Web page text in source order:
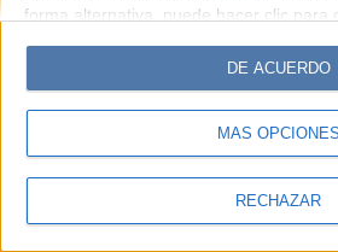
forma alternativa, puede hacer clic para
cambiar sus preferencias antes de
Tenga en cuenta que algún
personales puede no requerir de su
tiene el derecho de rechazar tal
sus preferencias o retirar su
MÁS OPCIONES
RECHAZAR
DE ACUERDO